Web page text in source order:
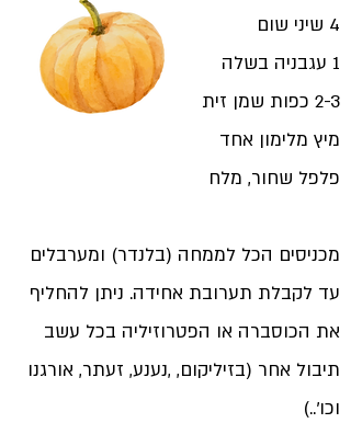
4 שיני שום
1 עגבניה בשלה
2-3 כפות שמן זית
מיץ מלימון אחד
פלפל שחור, מלח
מכניסים הכל לממחה (בלנדר) ומערבלים
עד לקבלת תערובת אחידה. ניתן להחליף
את הכוסברה או הפטרוזיליה בכל עשב
תיבול אחר (בזיליקום, ,נענע, זעתר, אורגנו
וכו'..)